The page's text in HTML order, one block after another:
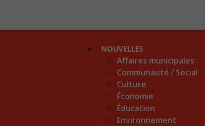
NOUVELLES
Affaires municipales
Communauté / Social
Culture
Économie
Éducation
Environnement